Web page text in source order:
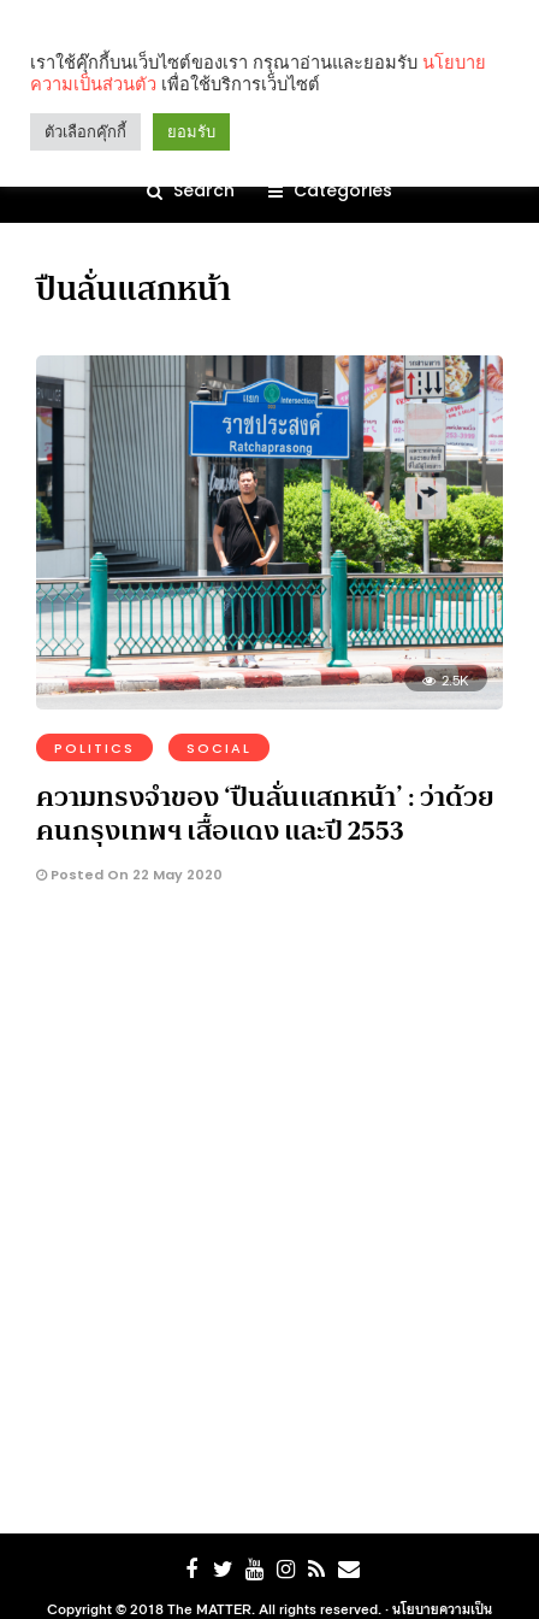
Search Categories
ปืนลั่นแสกหน้า
2.5K
POLITICS SOCIAL
ความทรงจำของ ‘ปืนลั่นแสกหน้า’ : ว่าด้วย
คนกรุงเทพฯ เสื้อแดง และปี 2553
Posted On 22 May 2020
Copyright © 2018 The MATTER. All rights reserved. ·นโยบายความเป็น
เราใช้คุ๊กกี้บนเว็บไซต์ของเรา กรุณาอ่านและยอมรับ นโยบาย
ความเป็นส่วนตัว เพื่อใช้บริการเว็บไซต์
ตัวเลือกคุ๊กกี้ ยอมรับ